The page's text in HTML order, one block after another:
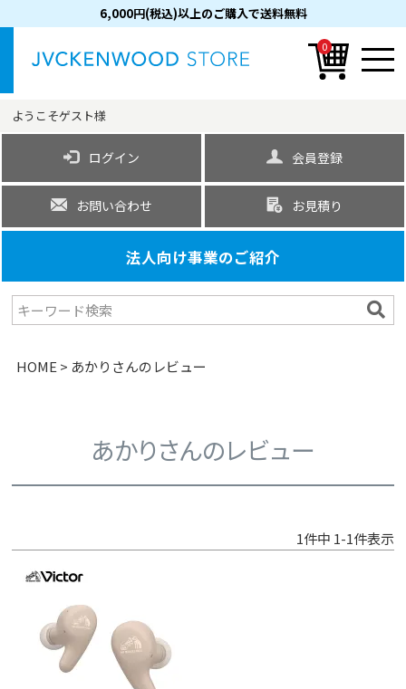
6,000円(税込)以上のご購入で送料無料
0
ようこそゲスト様
ログイン 会員登録
お問い合わせ お見積り
法人向け事業のご紹介
HOME あかりさんのレビュー
あかりさんのレビュー
1件中 1-1件表示